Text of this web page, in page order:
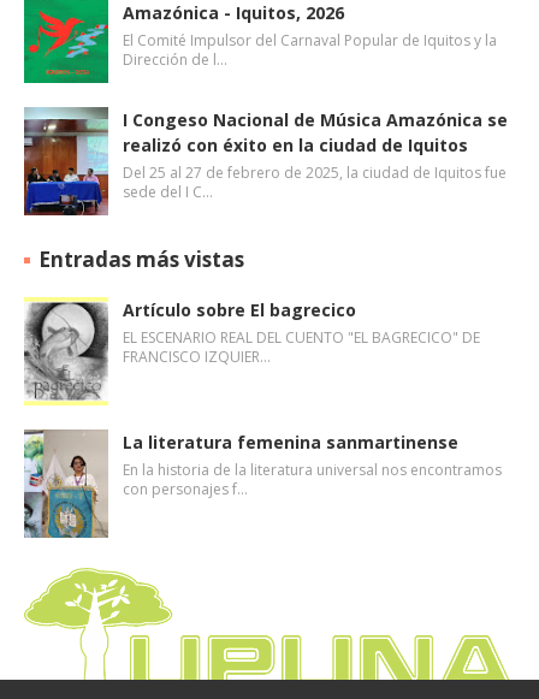
Amazónica - Iquitos, 2026
El Comité Impulsor del Carnaval Popular de Iquitos y la
Dirección de l…
I Congeso Nacional de Música Amazónica se
realizó con éxito en la ciudad de Iquitos
Del 25 al 27 de febrero de 2025, la ciudad de Iquitos fue
sede del I C…
Entradas más vistas
Artículo sobre El bagrecico
EL ESCENARIO REAL DEL CUENTO "EL BAGRECICO" DE
FRANCISCO IZQUIER…
La literatura femenina sanmartinense
En la historia de la literatura universal nos encontramos
con personajes f…